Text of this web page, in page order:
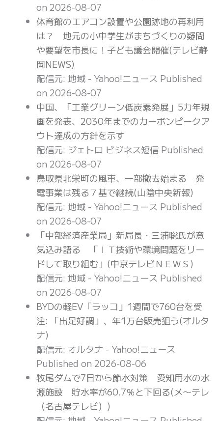
on 2026-08-07
体育館のエアコン設置や公園跡地の再利用
は？ 地元の小中学生がまちづくりの疑問
や要望を市長に！子ども議会開催(テレビ静
岡NEWS)
配信元: 地域 - Yahoo!ニュース Published
on 2026-08-07
中国、「工業グリーン低炭素発展」5カ年規
画を発表、2030年までのカーボンピークア
ウト達成の方針を示す
配信元: ジェトロ ビジネス短信 Published
on 2026-08-07
鳥取県北栄町の風車、一部撤去始まる 発
電事業は残る７基で継続(山陰中央新報)
配信元: 地域 - Yahoo!ニュース Published
on 2026-08-07
「中部経済産業局」新局長・三浦聡氏が意
気込み語る 「ＩＴ技術や環境問題をリー
ドして取り組む」(中京テレビＮＥＷＳ)
配信元: 地域 - Yahoo!ニュース Published
on 2026-08-07
BYDの軽EV「ラッコ」1週間で760台を受
注: 「出足好調」、年1万台販売狙う(オルタ
ナ)
配信元: オルタナ - Yahoo!ニュース
Published on 2026-08-06
牧尾ダムで7日から節水対策 愛知用水の水
源施設 貯水率が60.7％と下回る(メ〜テレ
（名古屋テレビ）)